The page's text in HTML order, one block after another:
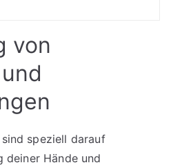
von
speziell darauf
deiner Hände und